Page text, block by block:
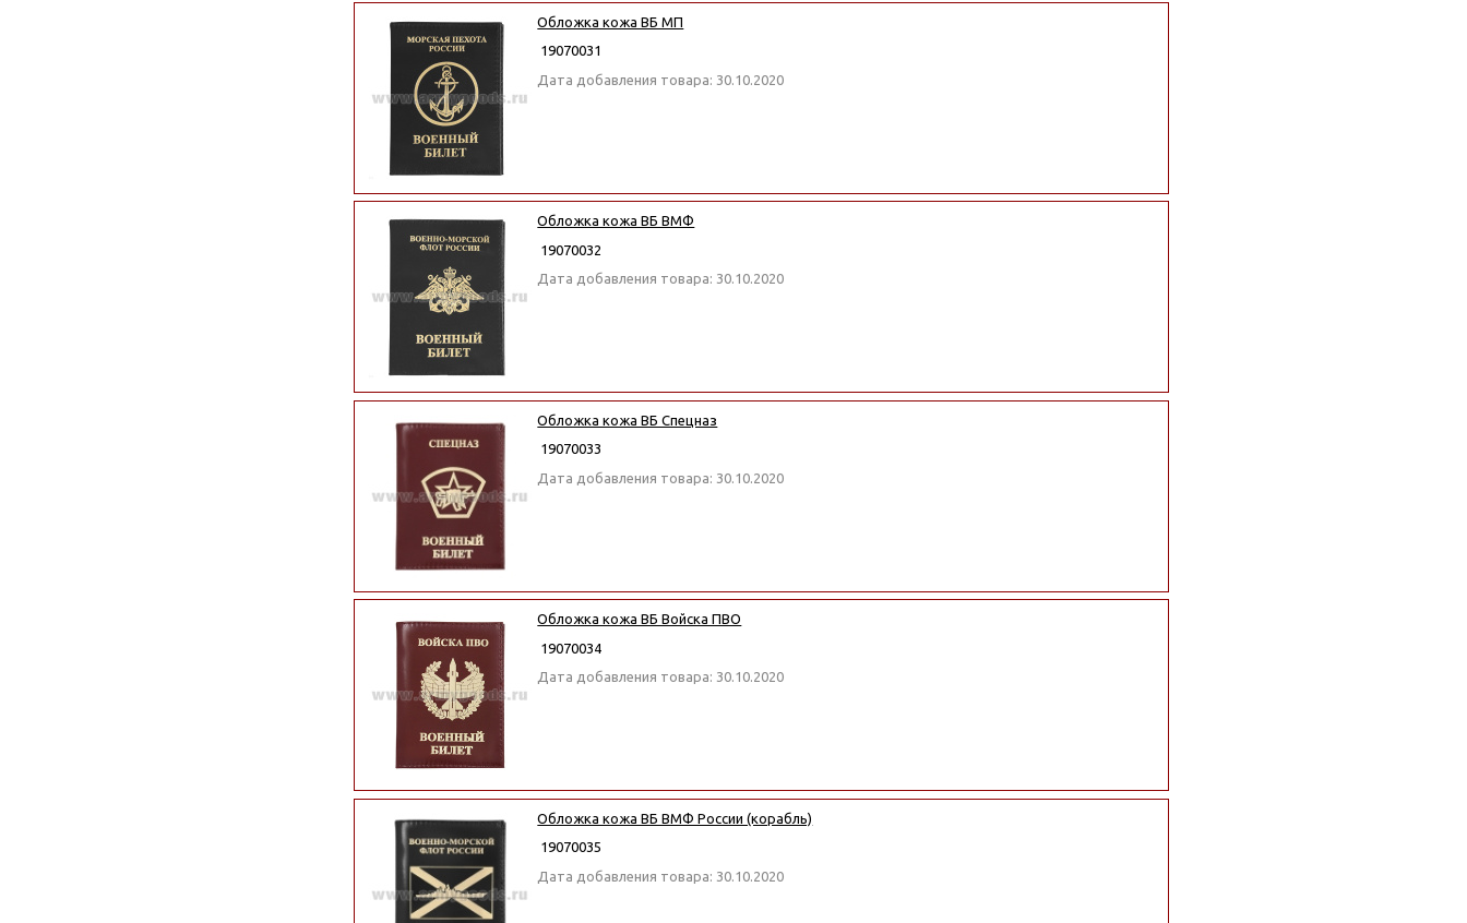
Обложка кожа ВБ МП
19070031
Дата добавления товара: 30.10.2020
Обложка кожа ВБ ВМФ
19070032
Дата добавления товара: 30.10.2020
Обложка кожа ВБ Спецназ
19070033
Дата добавления товара: 30.10.2020
Обложка кожа ВБ Войска ПВО
19070034
Дата добавления товара: 30.10.2020
Обложка кожа ВБ ВМФ России (корабль)
19070035
Дата добавления товара: 30.10.2020